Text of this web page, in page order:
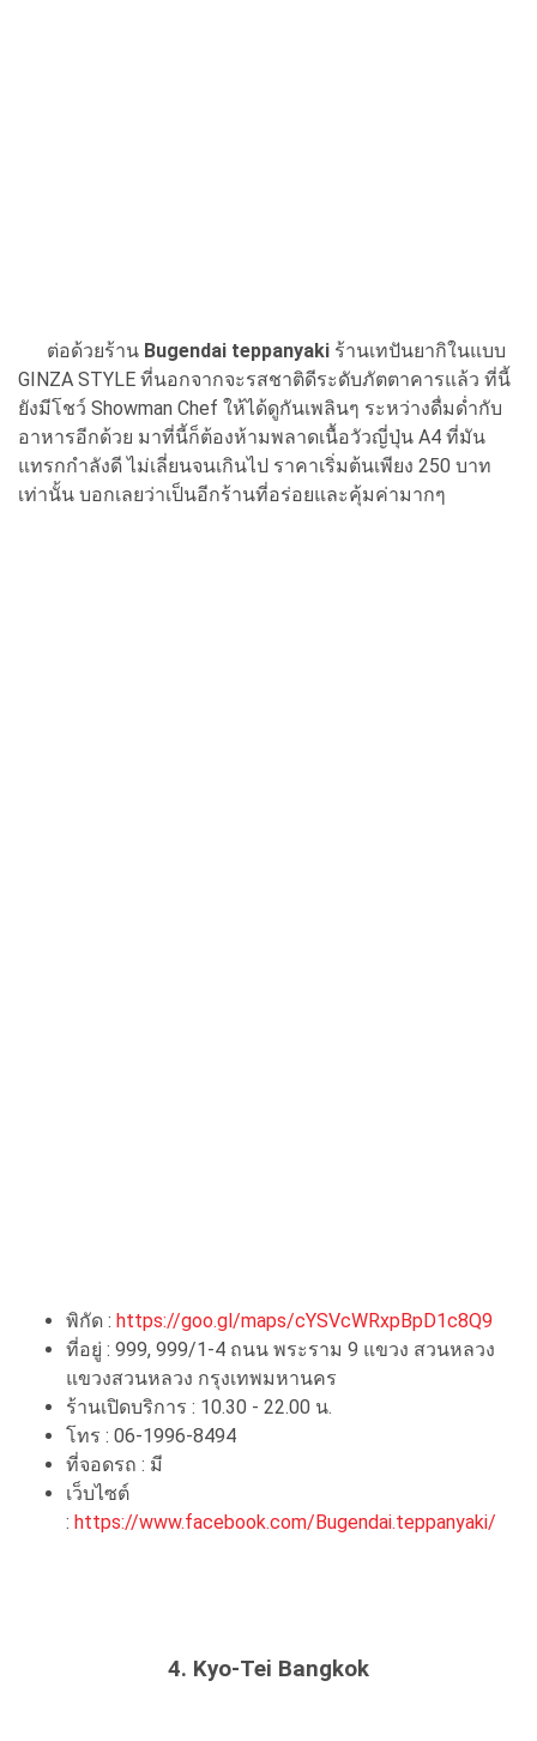
ต่อด้วยร้าน Bugendai teppanyaki ร้านเทปันยากิในแบบ
GINZA STYLE ที่นอกจากจะรสชาติดีระดับภัตตาคารแล้ว ที่นี้
ยังมีโชว์ Showman Chef ให้ได้ดูกันเพลินๆ ระหว่างดื่มด่ำกับ
อาหารอีกด้วย มาที่นี้ก็ต้องห้ามพลาดเนื้อวัวญี่ปุ่น A4 ที่มัน
แทรกกำลังดี ไม่เลี่ยนจนเกินไป ราคาเริ่มต้นเพียง 250 บาท
เท่านั้น บอกเลยว่าเป็นอีกร้านที่อร่อยและคุ้มค่ามากๆ
พิกัด : https://goo.gl/maps/cYSVcWRxpBpD1c8Q9
ที่อยู่ : 999, 999/1-4 ถนน พระราม 9 แขวง สวนหลวง
แขวงสวนหลวง กรุงเทพมหานคร
ร้านเปิดบริการ : 10.30 - 22.00 น.
โทร : 06-1996-8494
ที่จอดรถ : มี
เว็บไซต์
: https://www.facebook.com/Bugendai.teppanyaki/
4. Kyo-Tei Bangkok